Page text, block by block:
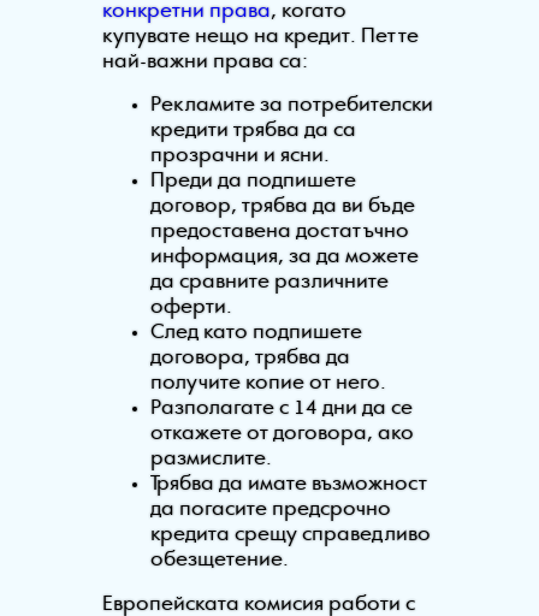
конкретни права, когато
купувате нещо на кредит. Петте
най-важни права са:
Рекламите за потребителски
кредити трябва да са
прозрачни и ясни.
Преди да подпишете
договор, трябва да ви бъде
предоставена достатъчно
информация, за да можете
да сравните различните
оферти.
След като подпишете
договора, трябва да
получите копие от него.
Разполагате с 14 дни да се
откажете от договора, ако
размислите.
Трябва да имате възможност
да погасите предсрочно
кредита срещу справедливо
обезщетение.
Европейската комисия работи с